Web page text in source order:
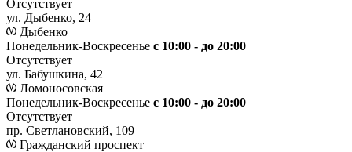
Отсутствует
ул. Дыбенко, 24
Дыбенко
Понедельник-Воскресенье с 10:00 - до 20:00
Отсутствует
ул. Бабушкина, 42
Ломоносовская
Понедельник-Воскресенье с 10:00 - до 20:00
Отсутствует
пр. Светлановский, 109
Гражданский проспект